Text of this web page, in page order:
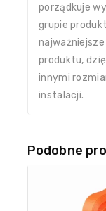
porządkuje
grupie
produktu,
innymi
instalacji.
Podobne